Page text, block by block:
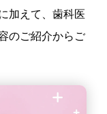
加えて、歯科医
のご紹介からご